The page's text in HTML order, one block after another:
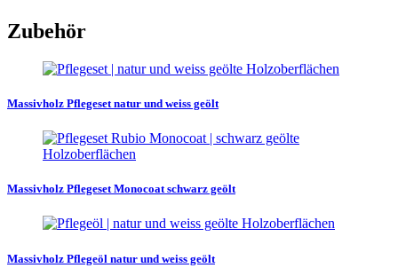
Zubehör
Massivholz Pflegeset natur und weiss geölt
Massivholz Pflegeset Monocoat schwarz geölt
Massivholz Pflegeöl natur und weiss geölt